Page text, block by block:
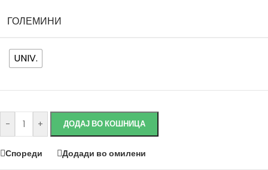
ГОЛЕМИНИ
UNIV.
- + ДОДАЈ ВО КОШНИЦА
Спореди Додади во омилени